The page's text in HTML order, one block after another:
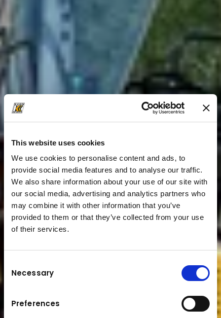
This website uses cookies
We use cookies to personalise content and ads, to
provide social media features and to analyse our traffic.
We also share information about your use of our site with
our social media, advertising and analytics partners who
may combine it with other information that you’ve
provided to them or that they’ve collected from your use
of their services.
Selection
Necessary
Preferences